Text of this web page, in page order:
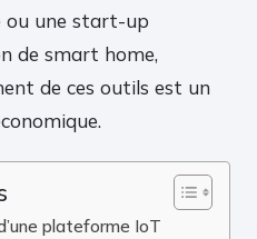
ou une start-up
de smart home,
de ces outils est un
plateforme IoT